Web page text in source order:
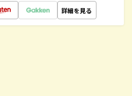
詳細を見る